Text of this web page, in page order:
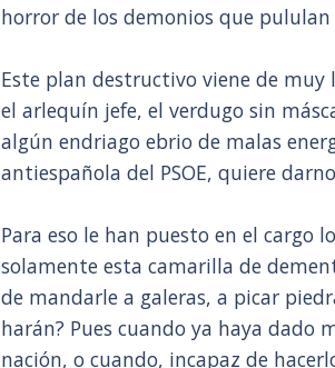
horror de los demonios que
Este plan destructivo viene de muy
el arlequín jefe, el verdugo sin
algún endriago ebrio de malas
antiespañola del PSOE, quiere
Para eso le han puesto en el cargo
solamente esta camarilla de
de mandarle a galeras, a picar
harán? Pues cuando ya haya
nación, o cuando, incapaz de